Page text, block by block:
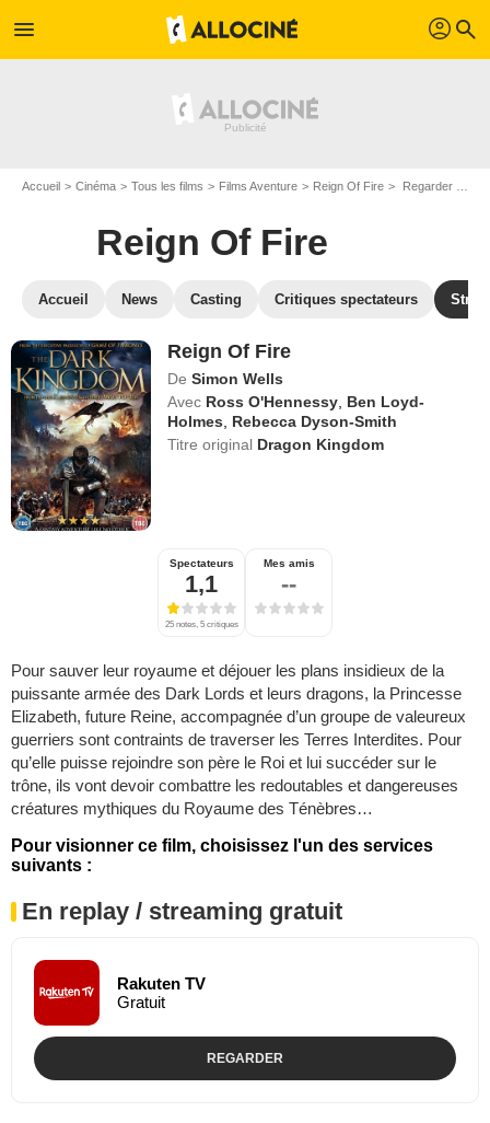
menu profil search
Accueil Cinéma Tous les films Films Aventure Reign Of Fire Regarder Reign Of Fire en SVOD
Reign Of Fire
Accueil News Casting Critiques spectateurs
Reign Of Fire
De Simon Wells
Avec Ross O'Hennessy Ben Loyd-
Holmes
Rebecca Dyson-Smith
Titre original Dragon Kingdom
Spectateurs
1,1
25 notes, 5 critiques
Mes amis
--
Pour sauver leur royaume et déjouer les plans insidieux de la
puissante armée des Dark Lords et leurs dragons, la Princesse
Elizabeth, future Reine, accompagnée d’un groupe de valeureux
guerriers sont contraints de traverser les Terres Interdites. Pour
qu’elle puisse rejoindre son père le Roi et lui succéder sur le
trône, ils vont devoir combattre les redoutables et dangereuses
créatures mythiques du Royaume des Ténèbres…
Pour visionner ce film, choisissez l'un des services
suivants :
En replay / streaming gratuit
Rakuten TV
Gratuit
REGARDER